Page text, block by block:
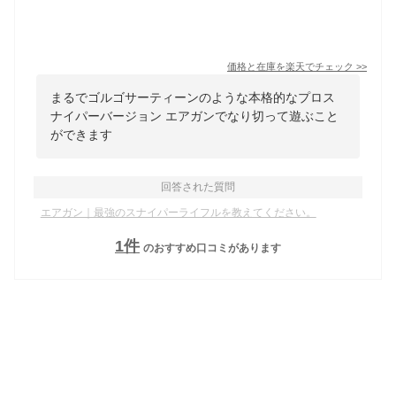
価格と在庫を楽天でチェック >>
まるでゴルゴサーティーンのような本格的なプロス
ナイパーバージョン エアガンでなり切って遊ぶこと
ができます
回答された質問
エアガン｜最強のスナイパーライフルを教えてください。
1件 のおすすめ口コミがあります